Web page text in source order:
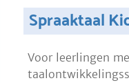
Spraaktaal
Voor leerlingen